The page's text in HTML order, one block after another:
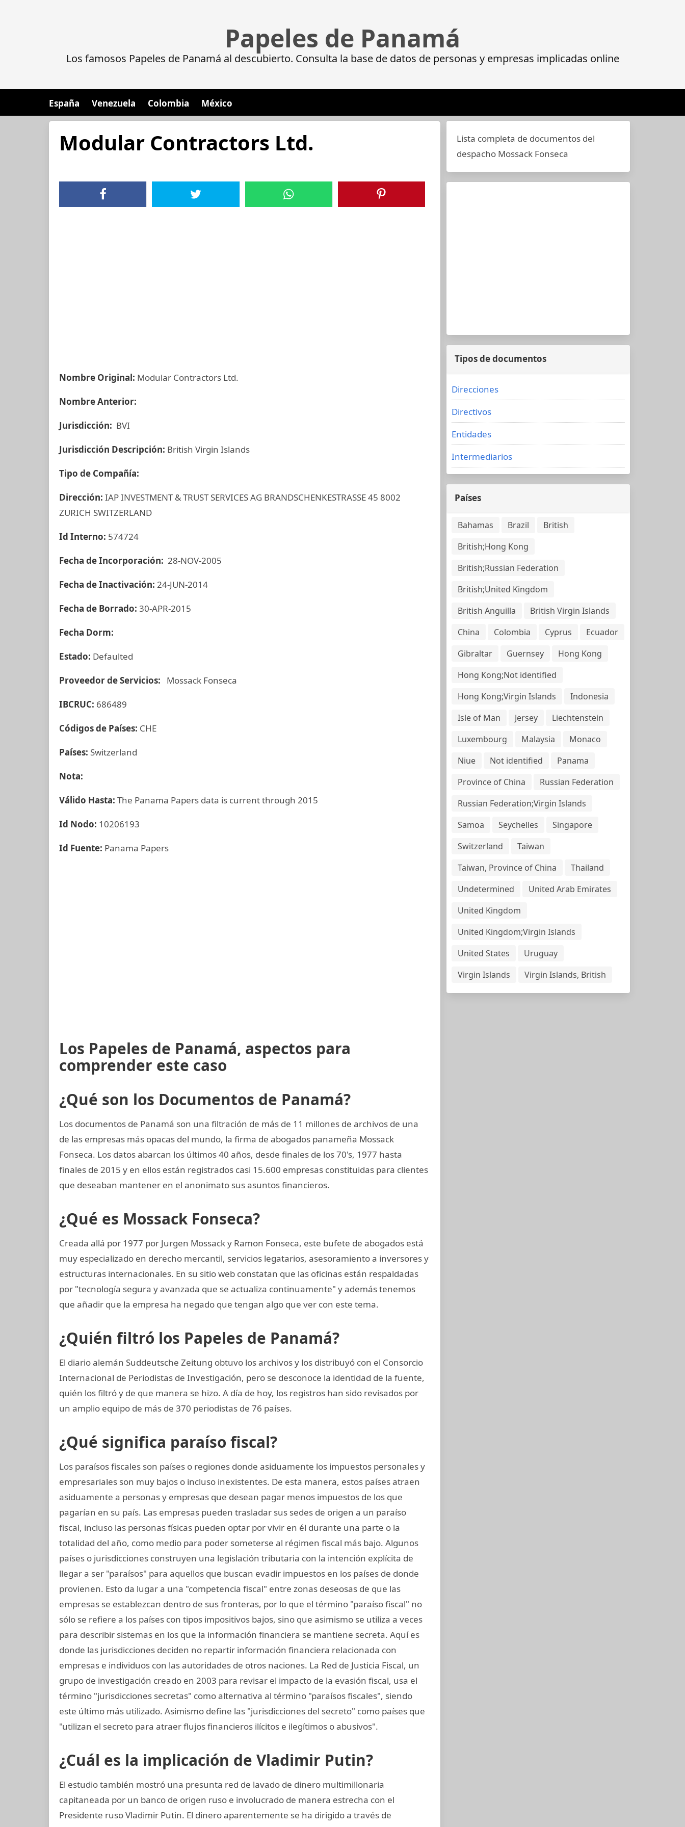
Papeles de Panamá
Los famosos Papeles de Panamá al descubierto. Consulta la base de datos de personas y empresas implicadas online
España Venezuela Colombia México
Modular Contractors Ltd.
Nombre Original: Modular Contractors Ltd.
Nombre Anterior:
Jurisdicción: BVI
Jurisdicción Descripción: British Virgin Islands
Tipo de Compañía:
Dirección: IAP INVESTMENT & TRUST SERVICES AG BRANDSCHENKESTRASSE 45 8002
ZURICH SWITZERLAND
Id Interno: 574724
Fecha de Incorporación: 28-NOV-2005
Fecha de Inactivación: 24-JUN-2014
Fecha de Borrado: 30-APR-2015
Fecha Dorm:
Estado: Defaulted
Proveedor de Servicios: Mossack Fonseca
IBCRUC: 686489
Códigos de Países: CHE
Países: Switzerland
Nota:
Válido Hasta: The Panama Papers data is current through 2015
Id Nodo: 10206193
Id Fuente: Panama Papers
Los Papeles de Panamá, aspectos para
comprender este caso
¿Qué son los Documentos de Panamá?
Los documentos de Panamá son una filtración de más de 11 millones de archivos de una
de las empresas más opacas del mundo, la firma de abogados panameña Mossack
Fonseca. Los datos abarcan los últimos 40 años, desde finales de los 70's, 1977 hasta
finales de 2015 y en ellos están registrados casi 15.600 empresas constituidas para clientes
que deseaban mantener en el anonimato sus asuntos financieros.
¿Qué es Mossack Fonseca?
Creada allá por 1977 por Jurgen Mossack y Ramon Fonseca, este bufete de abogados está
muy especializado en derecho mercantil, servicios legatarios, asesoramiento a inversores y
estructuras internacionales. En su sitio web constatan que las oficinas están respaldadas
por "tecnología segura y avanzada que se actualiza continuamente" y además tenemos
que añadir que la empresa ha negado que tengan algo que ver con este tema.
¿Quién filtró los Papeles de Panamá?
El diario alemán Suddeutsche Zeitung obtuvo los archivos y los distribuyó con el Consorcio
Internacional de Periodistas de Investigación, pero se desconoce la identidad de la fuente,
quién los filtró y de que manera se hizo. A día de hoy, los registros han sido revisados por
un amplio equipo de más de 370 periodistas de 76 países.
¿Qué significa paraíso fiscal?
Los paraísos fiscales son países o regiones donde asiduamente los impuestos personales y
empresariales son muy bajos o incluso inexistentes. De esta manera, estos países atraen
asiduamente a personas y empresas que desean pagar menos impuestos de los que
pagarían en su país. Las empresas pueden trasladar sus sedes de origen a un paraíso
fiscal, incluso las personas físicas pueden optar por vivir en él durante una parte o la
totalidad del año, como medio para poder someterse al régimen fiscal más bajo. Algunos
países o jurisdicciones construyen una legislación tributaria con la intención explícita de
llegar a ser "paraísos" para aquellos que buscan evadir impuestos en los países de donde
provienen. Esto da lugar a una "competencia fiscal" entre zonas deseosas de que las
empresas se establezcan dentro de sus fronteras, por lo que el término "paraíso fiscal" no
sólo se refiere a los países con tipos impositivos bajos, sino que asimismo se utiliza a veces
para describir sistemas en los que la información financiera se mantiene secreta. Aquí es
donde las jurisdicciones deciden no repartir información financiera relacionada con
empresas e individuos con las autoridades de otros naciones. La Red de Justicia Fiscal, un
grupo de investigación creado en 2003 para revisar el impacto de la evasión fiscal, usa el
término "jurisdicciones secretas" como alternativa al término "paraísos fiscales", siendo
este último más utilizado. Asimismo define las "jurisdicciones del secreto" como países que
"utilizan el secreto para atraer flujos financieros ilícitos e ilegítimos o abusivos".
¿Cuál es la implicación de Vladimir Putin?
El estudio también mostró una presunta red de lavado de dinero multimillonaria
capitaneada por un banco de origen ruso e involucrado de manera estrecha con el
Presidente ruso Vladimir Putin. El dinero aparentemente se ha dirigido a través de
Lista completa de documentos del
despacho Mossack Fonseca
Tipos de documentos
Direcciones
Directivos
Entidades
Intermediarios
Países
Bahamas Brazil
British
British;Hong Kong
British;Russian Federation
British;United Kingdom
British Anguilla
British Virgin Islands
China
Colombia Cyprus
Ecuador
Gibraltar
Guernsey
Hong Kong
Hong Kong;Not identified
Hong Kong;Virgin Islands
Indonesia
Isle of Man
Jersey
Liechtenstein
Luxembourg
Malaysia
Monaco
Niue
Not identified
Panama
Province of China
Russian Federation
Russian Federation;Virgin Islands
Samoa
Seychelles
Singapore
Switzerland
Taiwan
Taiwan, Province of China
Thailand
Undetermined
United Arab Emirates
United Kingdom
United Kingdom;Virgin Islands
United States
Uruguay
Virgin Islands
Virgin Islands, British